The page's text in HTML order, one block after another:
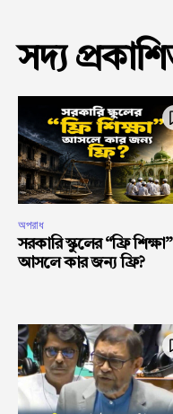
সদ্য
অপরাধ
সরকারি স্কুলের “ফ্রি শিক্ষা”
আসলে কার জন্য ফ্রি?